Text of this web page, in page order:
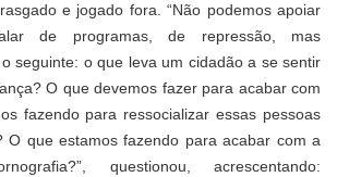
e jogado fora. “Não podemos apoiar
de programas, de repressão, mas
seguinte: o que leva um cidadão a se sentir
O que devemos fazer para acabar com
fazendo para ressocializar essas pessoas
O que estamos fazendo para acabar com a
questionou, acrescentando: